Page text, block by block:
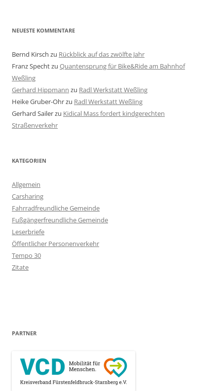
NEUESTE KOMMENTARE
Bernd Kirsch zu Rückblick auf das zwölfte Jahr
Franz Spechtzu Quantensprung für Bike&Ride am Bahnhof
Weßling
Gerhard Hippmann zu Radl Werkstatt Weßling
Heike Gruber-Ohrzu Radl Werkstatt Weßling
Gerhard Sailerzu Kidical Mass fordert kindgerechten
Straßenverkehr
KATEGORIEN
Allgemein
Carsharing
Fahrradfreundliche Gemeinde
Fußgängerfreundliche Gemeinde
Leserbriefe
Öffentlicher Personenverkehr
Tempo 30
Zitate
PARTNER